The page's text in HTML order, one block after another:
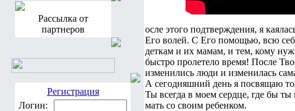
Рассылка от
партнеров
Регистрация
Логин:
осле этого подтверждения, я
Его волей. С Его помощью, всю
деткам и их мамам, и тем, кому
быстро пролетело время! После
изменились люди и изменилась
А сегодняшний день я посвящаю
Ты всегда в моем сердце, где бы ты
мать со своим ребенком.